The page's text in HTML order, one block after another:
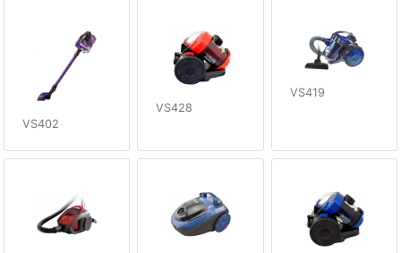
VS402
VS428
VS419